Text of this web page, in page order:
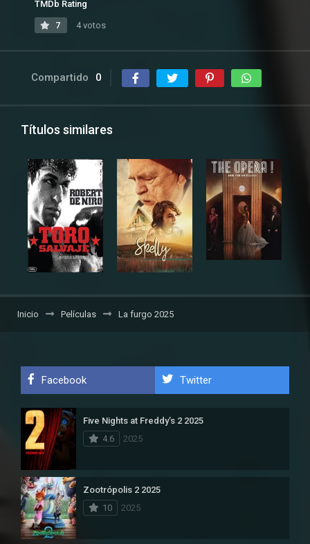
TMDb Rating
7 4 votos
Compartido 0
Títulos similares
Inicio Películas La furgo 2025
Facebook Twitter
Five Nights at Freddy’s 2 2025
4.6
2025
Zootrópolis 2 2025
10
2025